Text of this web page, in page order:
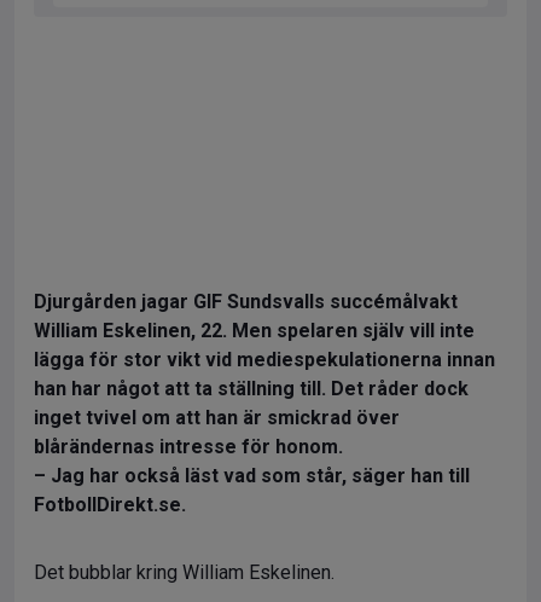
Djurgården jagar GIF Sundsvalls succémålvakt
William Eskelinen, 22. Men spelaren själv vill inte
lägga för stor vikt vid mediespekulationerna innan
han har något att ta ställning till. Det råder dock
inget tvivel om att han är smickrad över
blårändernas intresse för honom.
– Jag har också läst vad som står, säger han till
FotbollDirekt.se.
Det bubblar kring William Eskelinen.